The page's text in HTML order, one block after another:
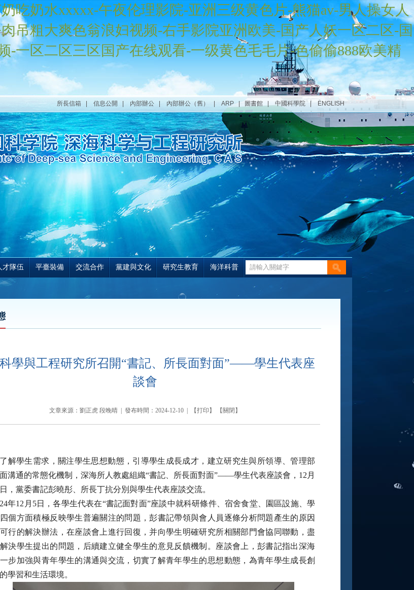
吃奶水xxxxx-午夜伦理影院-亚洲三级黄色片-熊猫av-男人操女人
吊粗大爽色翁浪妇视频-右手影院亚洲欧美-国产人妖一区二区-国
-一区二区三区国产在线观看-一级黄色毛毛片-色偷偷888欧美精
所長信箱 信息公開 內部辦公 內部辦公（舊） ARP 圖書館 |中國科學院 ENGLISH
才隊伍 平臺裝備 交流合作 黨建與文化 研究生教育 海洋科普
學與工程研究所召開“書記、所長面對面”——學生代表座
談會
文章來源：劉正虎 段晚晴 | 發布時間：2024-12-10 | 【打印】 【關閉】
解學生需求，關注學生思想動態，引導學生成長成才，建立研究生與所領導、管理部
溝通的常態化機制，深海所人教處組織“書記、所長面對面”——學生代表座談會， 12月
，黨委書記彭曉彤、所長丁抗分別與學生代表座談交流。
年12月5日，各學生代表在“書記面對面”座談中就科研條件、宿舍食堂、園區設施、學
個方面積極反映學生普遍關注的問題，彭書記帶領與會人員逐條分析問題產生的原因
行的解決辦法，在座談會上進行回復，并向學生明確研究所相關部門會協同聯動，盡
決學生提出的問題，后續建立健全學生的意見反饋機制。座談會上，彭書記指出深海
步加強與青年學生的溝通與交流，切實了解青年學生的思想動態，為青年學生成長創
學習和生活環境。